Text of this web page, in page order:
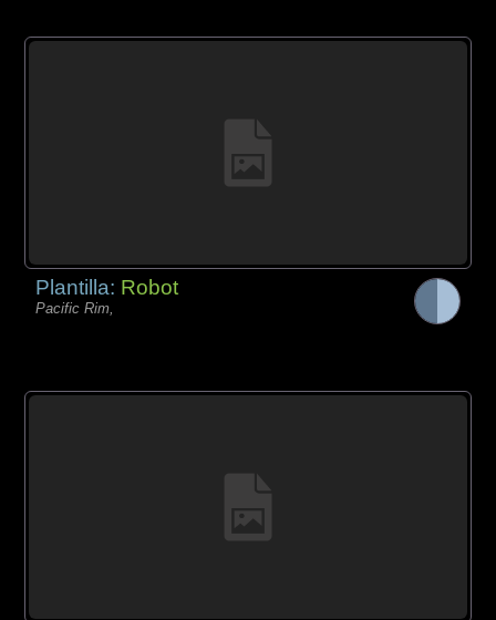
Plantilla: Robot
Pacific Rim,